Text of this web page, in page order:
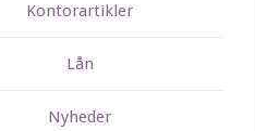
Kontorartikler
Lån
Nyheder